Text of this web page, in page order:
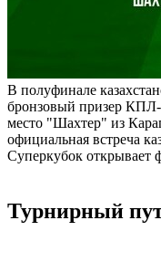
В полуфинале
бронзовый призер
место "Шахтер" из
официальная встреча
Суперкубок открывает
Турнирный